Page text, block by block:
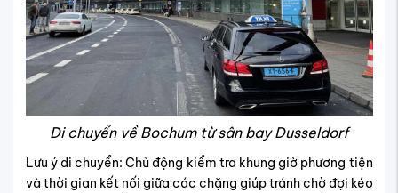
Di chuyển về Bochum từ sân bay Dusseldorf
Lưu ý di chuyển: Chủ động kiểm tra khung giờ phương tiện
và thời gian kết nối giữa các chặng giúp tránh chờ đợi kéo